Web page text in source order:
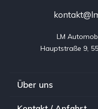
LM
Hauptstraße 9,
Über uns